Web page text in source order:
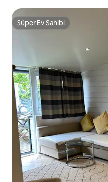
Süper Ev Sahibi
Süper Ev Sahibi